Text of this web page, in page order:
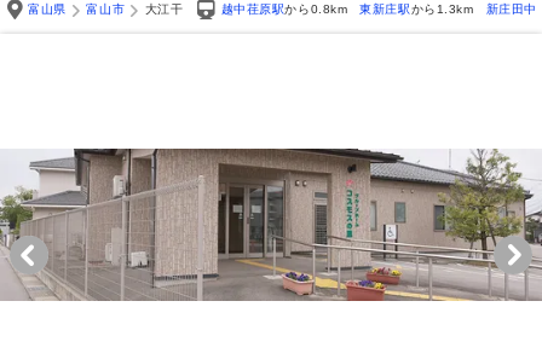
富山県
富山市 大江干 越中荏原駅から0.8km 東新庄駅から1.3km 新庄田中